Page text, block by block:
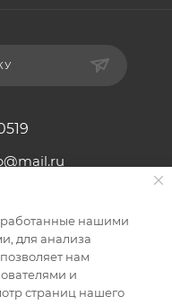
торговля.
5000₽. Нет
заказа.
нашими
для анализа
нам
и
страниц нашего